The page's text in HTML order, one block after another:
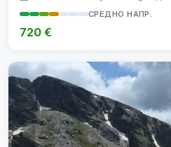
СРЕДНО НАПР.
720 €